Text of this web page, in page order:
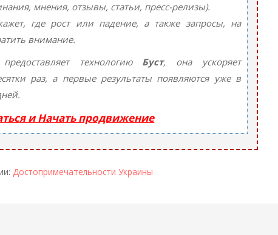
мнения, отзывы, статьи, пресс-релизы).
где рост или падение, а также запросы, на
внимание.
технологию Буст, она ускоряет
раз, а первые результаты появляются уже в
и Начать продвижение
Достопримечательности Украины